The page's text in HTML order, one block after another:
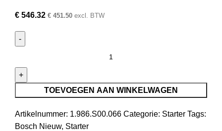
€ 546.32 € 451.50 excl. BTW
TOEVOEGEN AAN WINKELWAGEN
Artikelnummer: 1.986.S00.066 Categorie: Starter Tags:
Bosch Nieuw, Starter